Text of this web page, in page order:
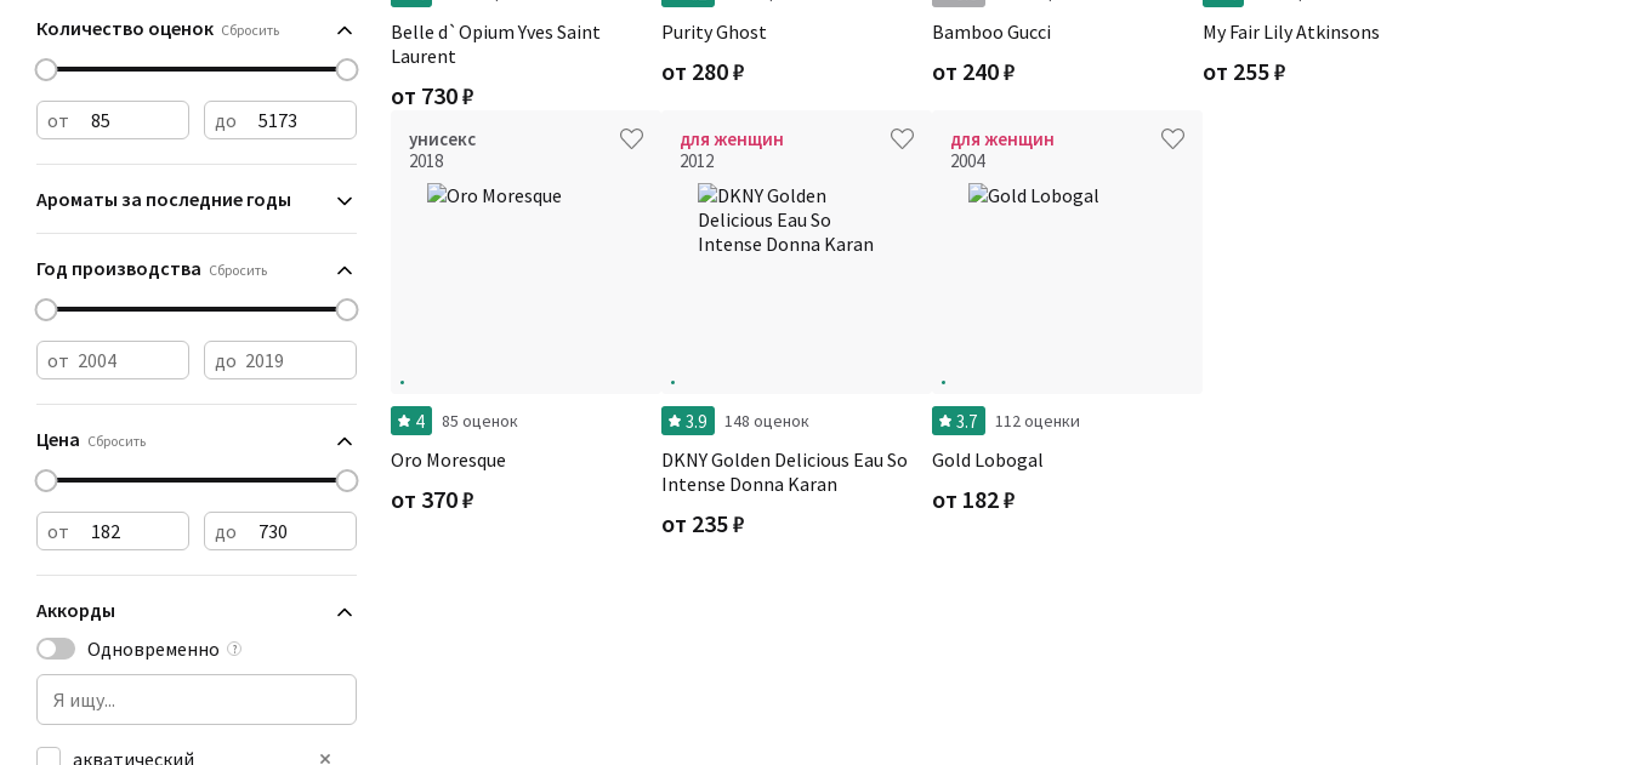
Количество оценок Сбросить
от до
Ароматы за последние годы
Год производства Сбросить
от до
Цена Сбросить
от до
Аккорды
Одновременно
?
акватический
Belle d`Opium Yves Saint
Laurent
от 730₽
Purity Ghost
от 280₽
Bamboo Gucci
от 240₽
My Fair Lily Atkinsons
от 255₽
унисекс
2018
4 85 оценок
Oro Moresque
от 370₽
для женщин
2012
3.9 148 оценок
DKNY Golden Delicious Eau So
Intense Donna Karan
от 235₽
для женщин
2004
3.7 112 оценки
Gold Lobogal
от 182₽